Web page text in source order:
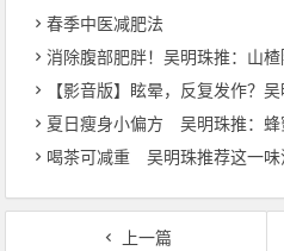
春季中医减肥法
消除腹部肥胖！吴明珠推：山
【影音版】眩晕，反复发作？
夏日瘦身小偏方 吴明珠推：蜂
喝茶可减重 吴明珠推荐这一味
上一篇